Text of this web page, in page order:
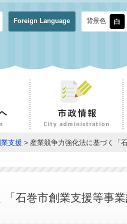
Foreign Language 背景色
支援 > 産業競争力強化法に基づく「
石巻市創業支援等事